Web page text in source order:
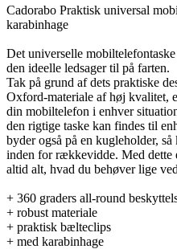
Cadorabo Praktisk universal
karabinhage
Det universelle
den ideelle ledsager til på farten.
Tak på grund af dets praktiske
Oxford-materiale af høj kvalitet,
din mobiltelefon i enhver
den rigtige taske kan findes til
byder også på en kugleholder,
inden for rækkevidde. Med dette
altid alt, hvad du behøver lige
+ 360 graders all-round
+ robust materiale
+ praktisk bælteclips
+ med karabinhage